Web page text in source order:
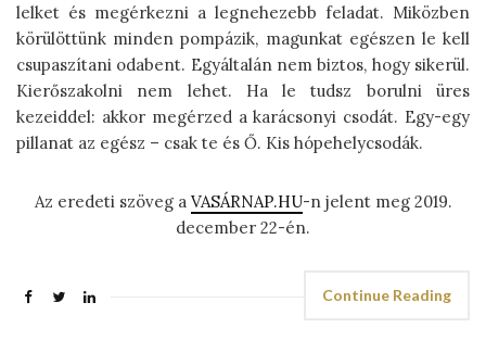
lelket és megérkezni a legnehezebb feladat. Miközben
körülöttünk minden pompázik, magunkat egészen le kell
csupaszítani odabent. Egyáltalán nem biztos, hogy sikerül.
Kierőszakolni nem lehet. Ha le tudsz borulni üres
kezeiddel: akkor megérzed a karácsonyi csodát. Egy-egy
pillanat az egész – csak te és Ő. Kis hópehelycsodák.
Az eredeti szöveg a VASÁRNAP.HU-n jelent meg 2019.
december 22-én.
Continue Reading